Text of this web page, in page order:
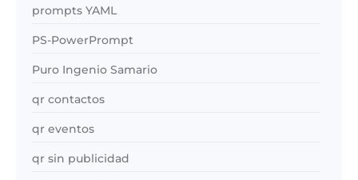
prompts YAML
PS-PowerPrompt
Puro Ingenio Samario
qr contactos
qr eventos
qr sin publicidad